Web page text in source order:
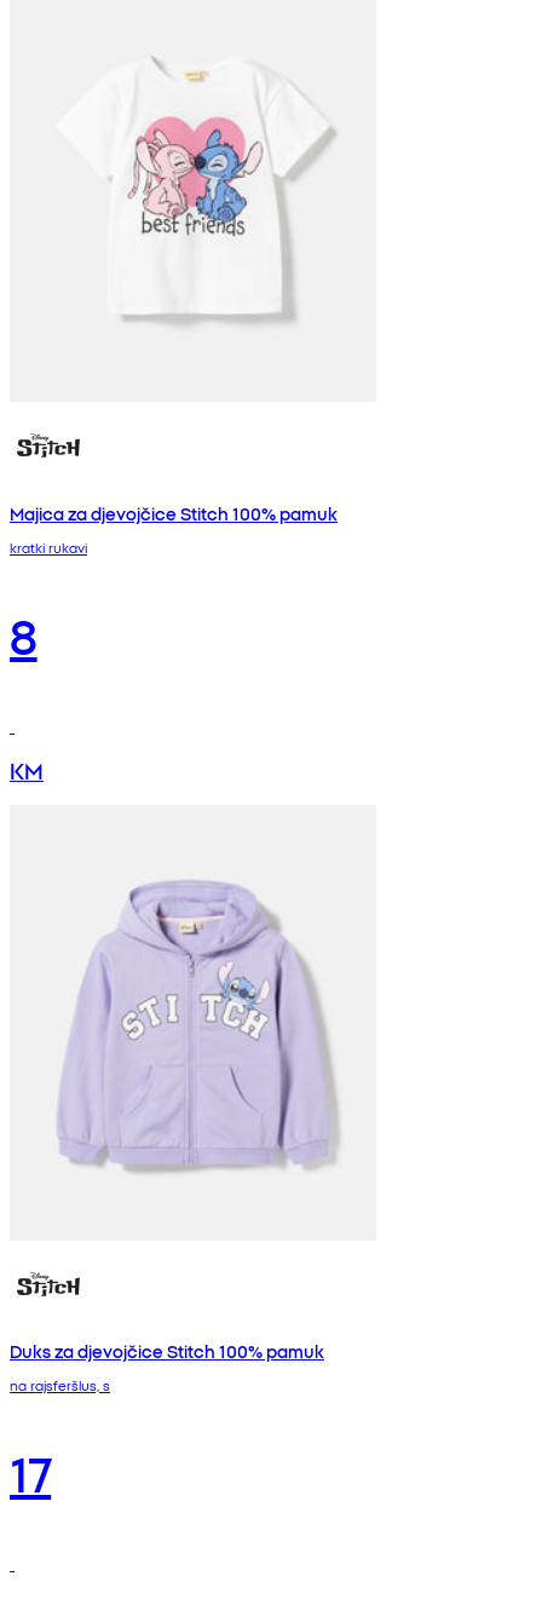
Majica za djevojčice Stitch 100% pamuk
kratki rukavi
8
KM
Duks za djevojčice Stitch 100% pamuk
na rajsferšlus, s
17